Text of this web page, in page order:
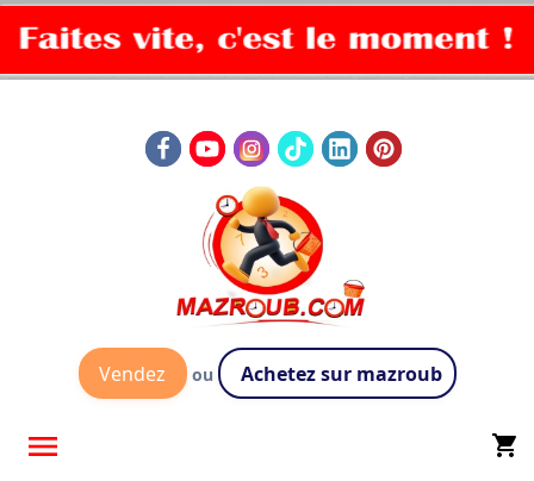
Vendez ou Achetez sur mazroub
 shopping_cart